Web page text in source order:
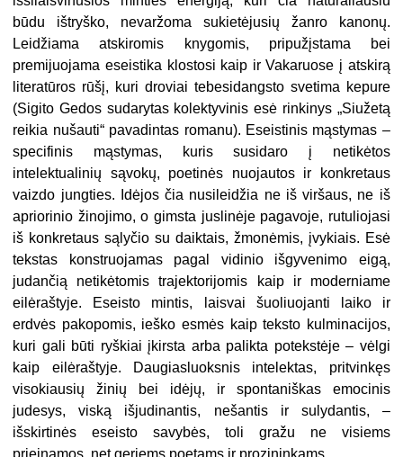
būdu ištryško, nevaržoma sukietėjusių žanro kanonų.
Leidžiama atskiromis knygomis, pripužįstama bei
premijuojama eseistika klostosi kaip ir Vakaruose į atskirą
literatūros rūšį, kuri droviai tebesidangsto svetima kepure
(Sigito Gedos sudarytas kolektyvinis esė rinkinys „Siužetą
reikia nušauti“ pavadintas romanu). Eseistinis mąstymas –
specifinis mąstymas, kuris susidaro į netikėtos
intelektualinių sąvokų, poetinės nuojautos ir konkretaus
vaizdo jungties. Idėjos čia nusileidžia ne iš viršaus, ne iš
apriorinio žinojimo, o gimsta juslinėje pagavoje, rutuliojasi
iš konkretaus sąlyčio su daiktais, žmonėmis, įvykiais. Esė
tekstas konstruojamas pagal vidinio išgyvenimo eigą,
judančią netikėtomis trajektorijomis kaip ir moderniame
eilėraštyje. Eseisto mintis, laisvai šuoliuojanti laiko ir
erdvės pakopomis, ieško esmės kaip teksto kulminacijos,
kuri gali būti ryškiai įkirsta arba palikta potekstėje – vėlgi
kaip eilėraštyje. Daugiasluoksnis intelektas, pritvinkęs
visokiausių žinių bei idėjų, ir spontaniškas emocinis
judesys, viską išjudinantis, nešantis ir sulydantis, –
išskirtinės eseisto savybės, toli gražu ne visiems